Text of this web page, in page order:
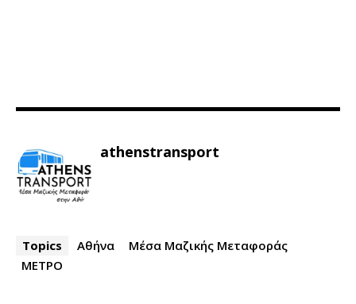
athenstransport
Topics Αθήνα
Μέσα Μαζικής Μεταφοράς
ΜΕΤΡΟ